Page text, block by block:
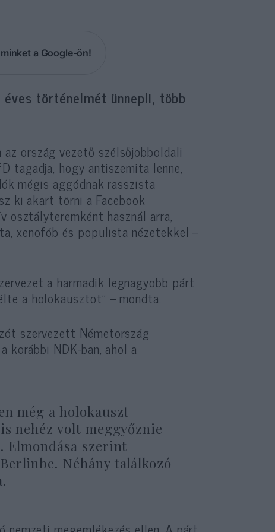
a Google-ön!
történelmét ünnepli, több
ország vezető szélsőjobboldali
tagadja, hogy antiszemita lenne,
mégis aggódnak rasszista
ki akart törni a Facebook
használ arra,
xenofób és populista nézetekkel –
a harmadik legnagyobb párt
a holokausztot” – mondta.
szervezett Németország
korábbi NDK-ban, ahol a
még a holokauszt
nehéz volt meggyőznie
Elmondása szerint
Néhány találkozó